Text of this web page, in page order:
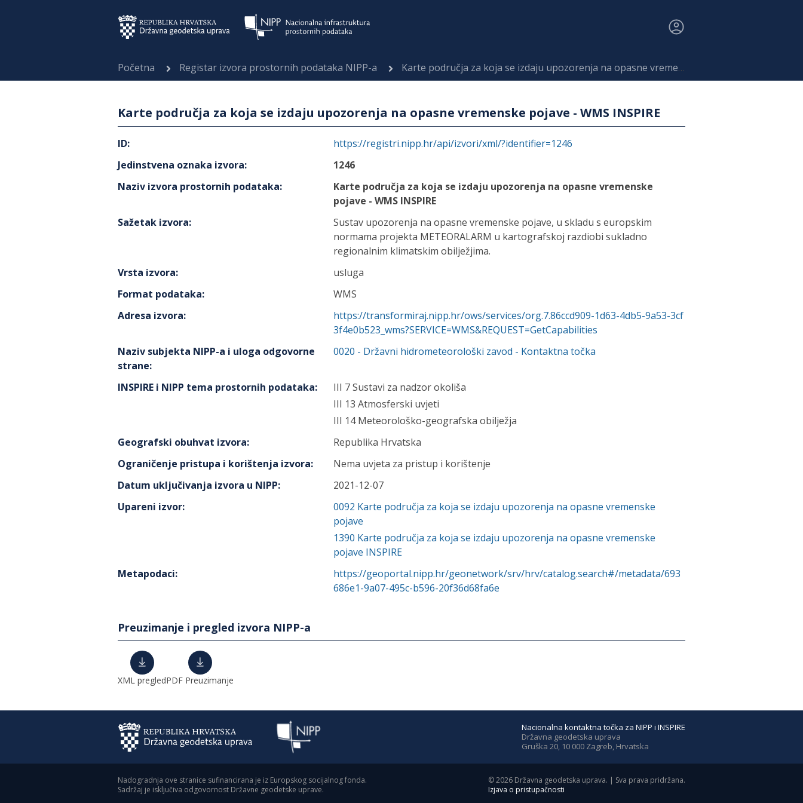
Početna Registar izvora prostornih podataka NIPP-a Karte područja za koja se izdaju upozorenja na opasne vremenske pojave - WMS INSPIRE
Karte područja za koja se izdaju upozorenja na opasne vremenske pojave - WMS INSPIRE
ID:
https://registri.nipp.hr/api/izvori/xml/?identifier=1246
Jedinstvena oznaka izvora:
1246
Naziv izvora prostornih podataka:
Karte područja za koja se izdaju upozorenja na opasne vremenske
pojave - WMS INSPIRE
Sažetak izvora:
Sustav upozorenja na opasne vremenske pojave, u skladu s europskim
normama projekta METEORALARM u kartografskoj razdiobi sukladno
regionalnim klimatskim obilježjima.
Vrsta izvora:
usluga
Format podataka:
WMS
Adresa izvora:
https://transformiraj.nipp.hr/ows/services/org.7.86ccd909-1d63-4db5-9a53-3cf
3f4e0b523_wms?SERVICE=WMS&REQUEST=GetCapabilities
Naziv subjekta NIPP-a i uloga odgovorne
strane:
0020 - Državni hidrometeorološki zavod - Kontaktna točka
INSPIRE i NIPP tema prostornih podataka:
III 7 Sustavi za nadzor okoliša
III 13 Atmosferski uvjeti
III 14 Meteorološko-geografska obilježja
Geografski obuhvat izvora:
Republika Hrvatska
Ograničenje pristupa i korištenja izvora:
Nema uvjeta za pristup i korištenje
Datum uključivanja izvora u NIPP:
2021-12-07
Upareni izvor: 0092 Karte područja za koja se izdaju upozorenja na opasne vremenske
pojave
1390 Karte područja za koja se izdaju upozorenja na opasne vremenske
pojave INSPIRE
Metapodaci:
https://geoportal.nipp.hr/geonetwork/srv/hrv/catalog.search#/metadata/693
686e1-9a07-495c-b596-20f36d68fa6e
Preuzimanje i pregled izvora NIPP-a
XML pregledPDF Preuzimanje
Nacionalna kontaktna točka za NIPP i INSPIRE
Državna geodetska uprava
Gruška 20, 10 000 Zagreb, Hrvatska
Nadogradnja ove stranice sufinancirana je iz Europskog socijalnog fonda.
Sadržaj je isključiva odgovornost Državne geodetske uprave.
©2026 Državna geodetska uprava. | Sva prava pridržana.
Izjava o pristupačnosti